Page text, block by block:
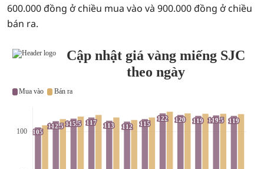
600.000 đồng ở chiều mua vào và 900.000 đồng ở chiều
bán ra.